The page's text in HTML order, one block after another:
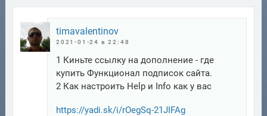
timavalentinov
2021-01-24 в 22:48
1 Киньте ссылку на дополнение - где
купить Функционал подписок сайта.
2 Как настроить Help и Info как у вас
https://yadi.sk/i/rOegSq-21JIFAg